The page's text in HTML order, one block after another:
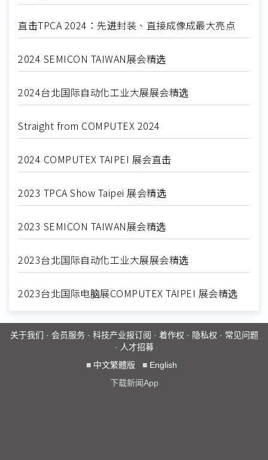
直击TPCA 2024：先进封装、直接成像成最大亮点
2024 SEMICON TAIWAN展会精选
2024台北国际自动化工业大展展会精选
Straight from COMPUTEX 2024
2024 COMPUTEX TAIPEI 展会直击
2023 TPCA Show Taipei 展会精选
2023 SEMICON TAIWAN展会精选
2023台北国际自动化工业大展展会精选
2023台北国际电脑展COMPUTEX TAIPEI 展会精选
关于我们 · 会员服务· 科技产业报订阅 · 着作权 · 隐私权 · 常见问题
· 人才招募
■ 中文繁體版 ■ English
下载新闻App